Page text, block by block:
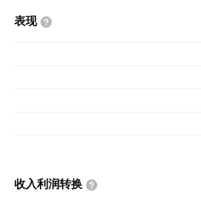
表现
收入利润转换